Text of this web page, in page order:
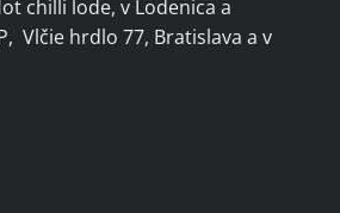
chilli lode, v Lodenica a
Vlčie hrdlo 77, Bratislava a v